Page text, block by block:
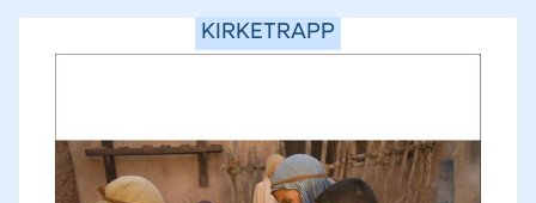
KIRKETRAPP